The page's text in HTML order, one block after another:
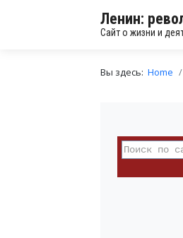
Ленин:
Сайт о жизни и
Вы здесь: Home